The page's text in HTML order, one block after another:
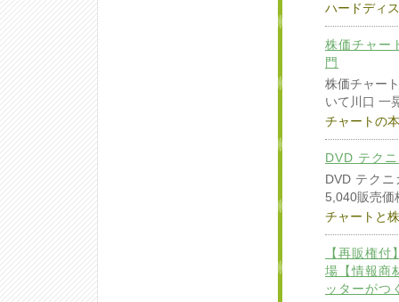
ハードディ
株価チャー
門
株価チャー
いて川口 一
チャートの
DVD テク
DVD テク
5,040販売価
チャートと
【再販権
場【情報商
ッターがつ